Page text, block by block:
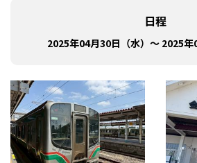
日程
2025年04月30日（水）～ 2025年